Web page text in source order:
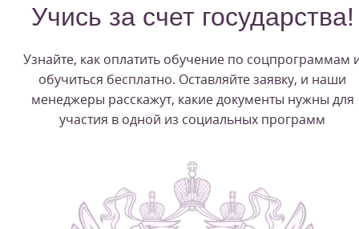
Учись за счет государства!
Узнайте, как оплатить обучение по соцпрограммам
обучиться бесплатно. Оставляйте заявку, и наши
менеджеры расскажут, какие документы нужны для
участия в одной из социальных программ